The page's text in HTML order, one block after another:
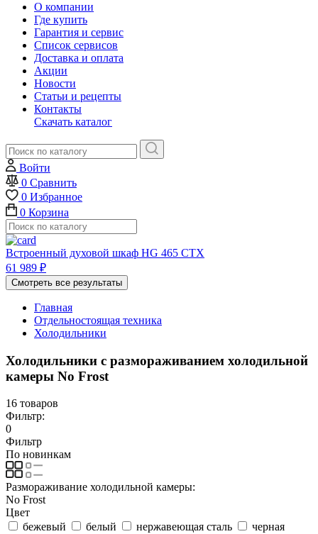
О компании
Где купить
Гарантия и сервис
Список сервисов
Доставка и оплата
Акции
Новости
Статьи и рецепты
Контакты
Скачать каталог
Войти
0 Сравнить
0 Избранное
0 Корзина
Встроенный духовой шкаф HG 465 CTX
61 989 ₽
Смотреть все результаты
Главная
Отдельностоящая техника
Холодильники
Холодильники с размораживанием холодильной
камеры No Frost
16 товаров
Фильтр:
0
Фильтр
По новинкам
Размораживание холодильной камеры:
No Frost
Цвет
бежевый
белый нержавеющая сталь
черная